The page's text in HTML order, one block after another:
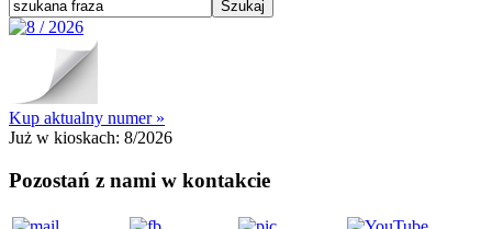
Kup aktualny numer »
Już w kioskach: 8/2026
Pozostań z nami w kontakcie